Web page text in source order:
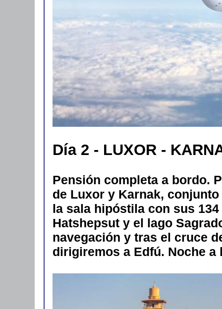
Día 2 - LUXOR -
Pensión completa a bordo.
de Luxor y Karnak,
la sala hipóstila con sus
Hatshepsut y el lago
navegación y tras el cruce
dirigiremos a Edfú. Noche a